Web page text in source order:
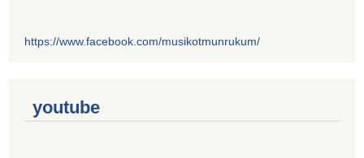
https://www.facebook.com/musikotmunrukum/
youtube